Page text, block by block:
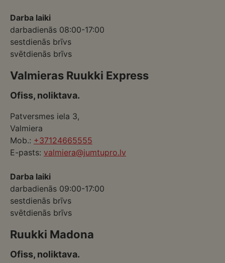
Darba laiki
darbadienās 08:00-17:00
sestdienās brīvs
svētdienās brīvs
Valmieras Ruukki Express
Ofiss, noliktava.
Patversmes iela 3,
Valmiera
Mob.: +37124665555
E-pasts: valmiera@jumtupro.lv
Darba laiki
darbadienās 09:00-17:00
sestdienās brīvs
svētdienās brīvs
Ruukki Madona
Ofiss, noliktava.